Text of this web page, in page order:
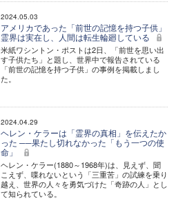
2024.05.03
アメリカであった「前世の記憶を持つ子供」
霊界は実在し、人間は転生輪廻している
米紙ワシントン・ポストは2日、「前世を思い出
す子供たち」と題し、世界中で報告されている
「前世の記憶を持つ子供」の事例を掲載しまし
た。
2024.04.29
ヘレン・ケラーは「霊界の真相」を伝えたか
った ──果たし切れなかった「もう一つの使
命」
ヘレン・ケラー(1880～1968年)は、見えず、聞
こえず、喋れないという「三重苦」の試練を乗り
越え、世界の人々を勇気づけた「奇跡の人」とし
て知られている。